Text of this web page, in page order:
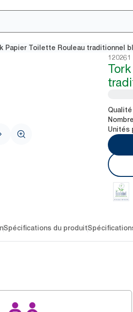
Papier Toilette Rouleau traditionnel
120261
Qualité
Unités
Spécifications du produit